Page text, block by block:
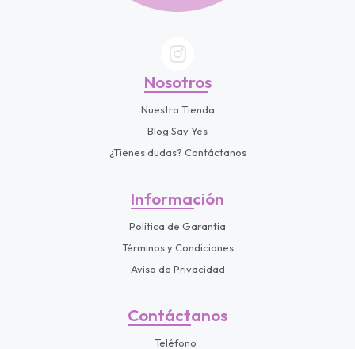
Nosotros
Nuestra Tienda
Blog Say Yes
¿Tienes dudas? Contáctanos
Información
Política de Garantía
Términos y Condiciones
Aviso de Privacidad
Contáctanos
Teléfono